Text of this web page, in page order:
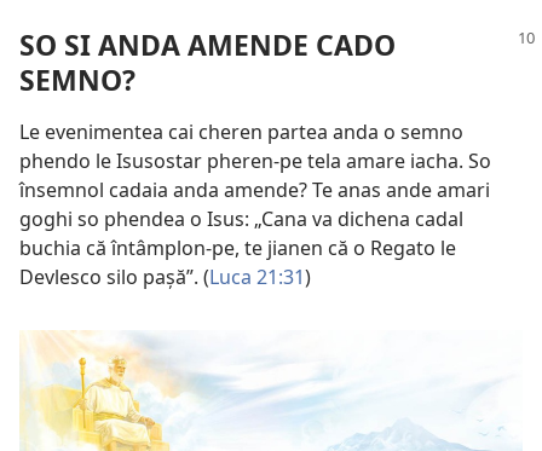
SO SI ANDA AMENDE CADO
SEMNO?
Le evenimentea cai cheren partea anda o semno
phendo le Isusostar pheren-pe tela amare iacha. So
însemnol cadaia anda amende? Te anas ande amari
goghi so phendea o Isus: „Cana va dichena cadal
buchia că întâmplon-pe, te jianen că o Regato le
Devlesco silo pașă”. (Luca 21:31)